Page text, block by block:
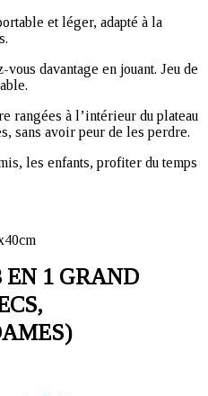
et léger, adapté à la
davantage en jouant. Jeu de
rangées à l’intérieur du plateau
sans avoir peur de les perdre.
les enfants, profiter du temps
EN 1 GRAND